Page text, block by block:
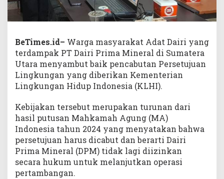
BeTimes.id– Warga masyarakat Adat Dairi yang
terdampak PT Dairi Prima Mineral di Sumatera
Utara menyambut baik pencabutan Persetujuan
Lingkungan yang diberikan Kementerian
Lingkungan Hidup Indonesia (KLHI).
Kebijakan tersebut merupakan turunan dari
hasil putusan Mahkamah Agung (MA)
Indonesia tahun 2024 yang menyatakan bahwa
persetujuan harus dicabut dan berarti Dairi
Prima Mineral (DPM) tidak lagi diizinkan
secara hukum untuk melanjutkan operasi
pertambangan.